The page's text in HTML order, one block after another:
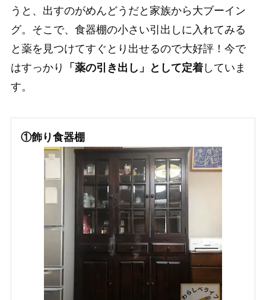
うと、出すのがめんどうだと家族から大ブーイン
グ。そこで、食器棚の小さい引出しに入れてみる
と薬を見つけてすぐとり出せるので大好評！今で
はすっかり
「薬の引き出し」として定着していま
す。
①飾り食器棚